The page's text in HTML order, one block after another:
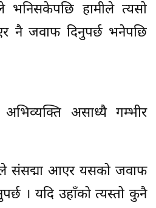
भनिसकेपछि हामीले त्यसो
नै जवाफ दिनुपर्छ भनेपछि
अभिव्यक्ति असाध्यै गम्भीर
संसद्मा आएर यसको जवाफ
। यदि उहाँको त्यस्तो कुनै